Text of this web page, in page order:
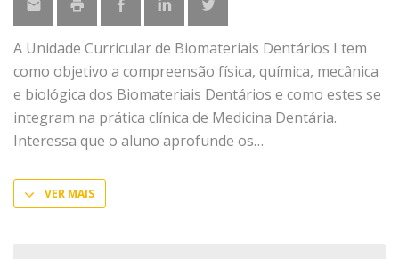
A Unidade Curricular de Biomateriais Dentários I tem
como objetivo a compreensão física, química, mecânica
e biológica dos Biomateriais Dentários e como estes se
integram na prática clínica de Medicina Dentária.
Interessa que o aluno aprofunde os
VER MAIS